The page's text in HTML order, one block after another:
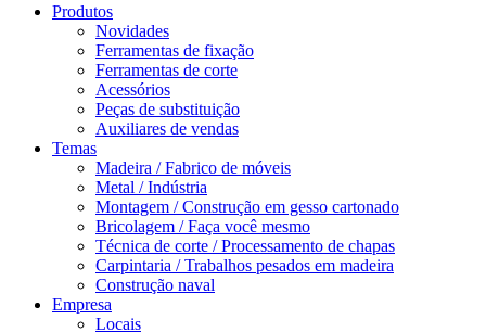
Produtos
Novidades
Ferramentas de fixação
Ferramentas de corte
Acessórios
Peças de substituição
Auxiliares de vendas
Temas
Madeira / Fabrico de móveis
Metal / Indústria
Montagem / Construção em gesso cartonado
Bricolagem / Faça você mesmo
Técnica de corte / Processamento de chapas
Carpintaria / Trabalhos pesados em madeira
Construção naval
Empresa
Locais